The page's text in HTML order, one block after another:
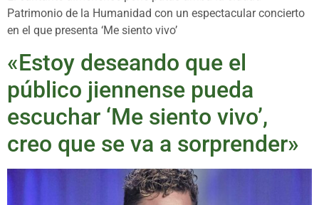
Patrimonio de la Humanidad con un espectacular concierto
en el que presenta ‘Me siento vivo’
«Estoy deseando que el
público jiennense pueda
escuchar ‘Me siento vivo’,
creo que se va a sorprender»